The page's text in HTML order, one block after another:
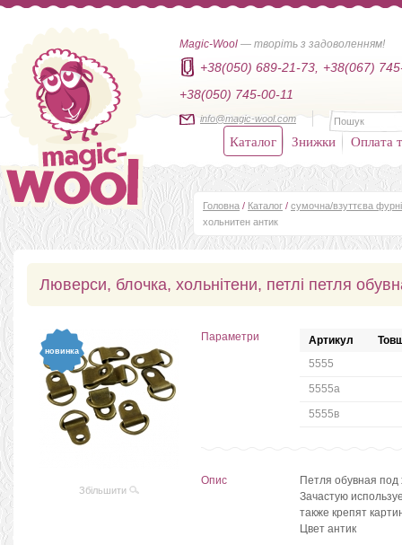
Magic-Wool — творіть з задоволенням!
+38(050) 689-21-73,
+38(067)
+38(050) 745-00-11
info@magic-wool.com
Каталог Знижки Оплата
Головна / Каталог / сумочна/взуттєва
хольнитен антик
Люверси, блочка, хольнітени, петлі петля
новинка
Збільшити
Параметри Артикул
5555
5555а
5555в
Опис
Петля обувная
Зачастую
также крепят
Цвет антик